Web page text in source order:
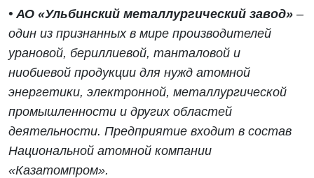
• АО «Ульбинский металлургический завод» –
один из признанных в мире производителей
урановой, бериллиевой, танталовой и
ниобиевой продукции для нужд атомной
энергетики, электронной, металлургической
промышленности и других областей
деятельности. Предприятие входит в состав
Национальной атомной компании
«Казатомпром».